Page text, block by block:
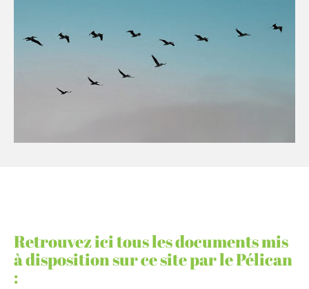
Retrouvez ici tous les documents mis
à disposition sur ce site par le Pélican
: